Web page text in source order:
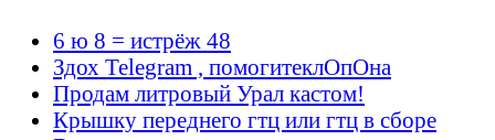
6 ю 8 = истрёж 48
Здох Telegram , помогитеклОпОна
Продам литровый Урал кастом!
Крышку переднего гтц или гтц в сборе